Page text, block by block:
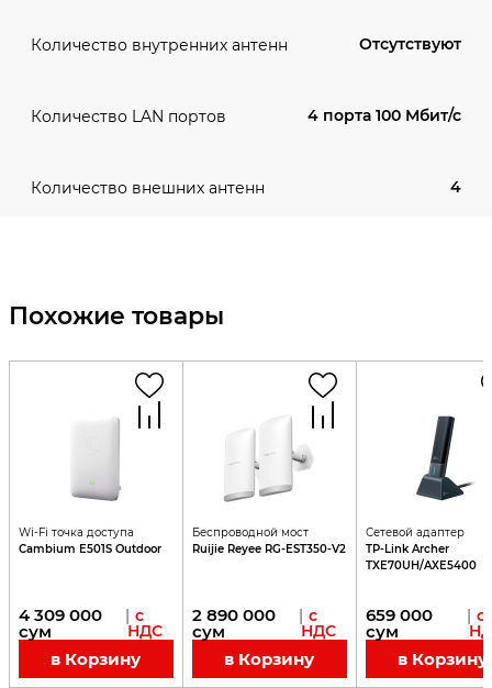
Количество внутренних антенн Отсутствуют
Количество LAN портов 4 порта 100 Мбит/с
Количество внешних антенн 4
Похожие товары
Wi-Fi точка доступа
Cambium E501S Outdoor
4 309 000
сум
| с
НДС
в Корзину
Беспроводной мост
Ruijie Reyee RG-EST350-V2
2 890 000
сум
| с
НДС
в Корзину
Сетевой адаптер
TP-Link Archer
TXE70UH/AXE5400
659 000
сум
| с
в Корзину